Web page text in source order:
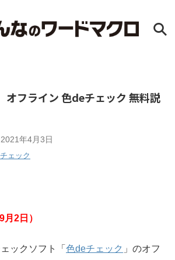
オフライン 色deチェック 無料説
2021年4月3日
ェック
月2日）
ックソフト「 色deチェック 」のオフ